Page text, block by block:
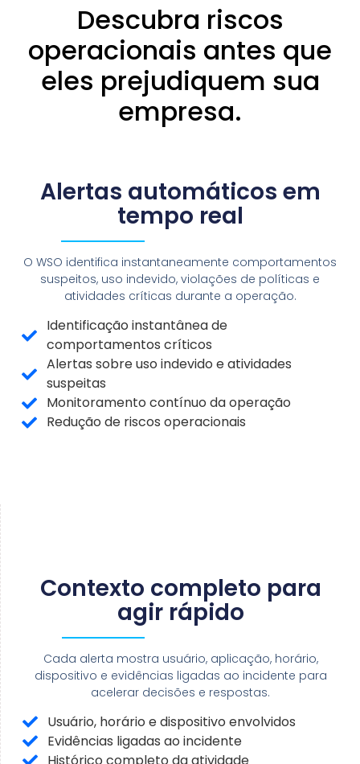
Descubra riscos
operacionais antes que
eles prejudiquem sua
empresa.
Alertas automáticos em
tempo real
O WSO identifica instantaneamente comportamentos
suspeitos, uso indevido, violações de políticas e
atividades críticas durante a operação.
Identificação instantânea de
comportamentos críticos
Alertas sobre uso indevido e atividades
suspeitas
Monitoramento contínuo da operação
Redução de riscos operacionais
Contexto completo para
agir rápido
Cada alerta mostra usuário, aplicação, horário,
dispositivo e evidências ligadas ao incidente para
acelerar decisões e respostas.
Usuário, horário e dispositivo envolvidos
Evidências ligadas ao incidente